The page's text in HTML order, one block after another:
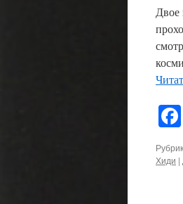
Двое
Хиди |